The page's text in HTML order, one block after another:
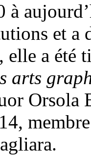
à
et a
elle a été
arts
Orsola